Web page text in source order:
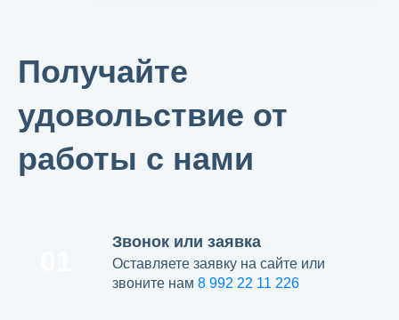
Получайте
удовольствие от
работы с нами
Звонок или заявка
Оставляете заявку на сайте или
звоните нам 8 992 22 11 226